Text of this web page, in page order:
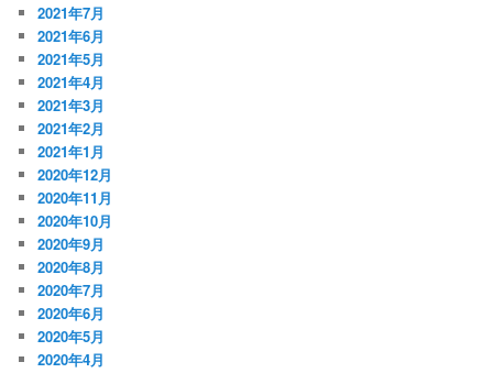
2021年7月
2021年6月
2021年5月
2021年4月
2021年3月
2021年2月
2021年1月
2020年12月
2020年11月
2020年10月
2020年9月
2020年8月
2020年7月
2020年6月
2020年5月
2020年4月